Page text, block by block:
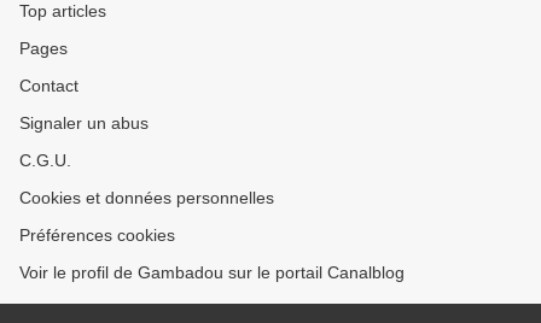
Top articles
Pages
Contact
Signaler un abus
C.G.U.
Cookies et données personnelles
Préférences cookies
Voir le profil de Gambadou sur le portail Canalblog